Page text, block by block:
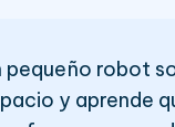
pequeño robot
y aprende